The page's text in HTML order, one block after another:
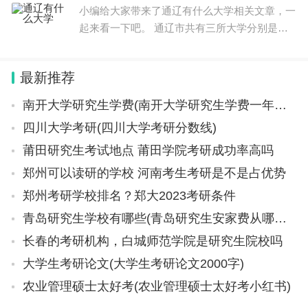
省 大连市
小编给大家带来了通辽有什么大学相关文章，一
起来看一下吧。 通辽市共有三所大学分别是：
最新推荐
南开大学研究生学费(南开大学研究生学费一年多少钱)
四川大学考研(四川大学考研分数线)
莆田研究生考试地点 莆田学院考研成功率高吗
郑州可以读研的学校 河南考生考研是不是占优势
郑州考研学校排名？郑大2023考研条件
青岛研究生学校有哪些(青岛研究生安家费从哪一年开始)
长春的考研机构，白城师范学院是研究生院校吗
大学生考研论文(大学生考研论文2000字)
农业管理硕士太好考(农业管理硕士太好考小红书)